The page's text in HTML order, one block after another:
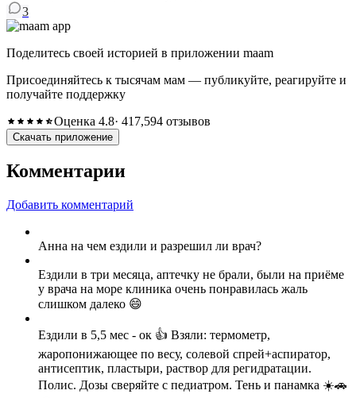
3
Поделитесь своей историей в приложении maam
Присоединяйтесь к тысячам мам — публикуйте, реагируйте и
получайте поддержку
Оценка 4.8· 417,594 отзывов
Скачать приложение
Комментарии
Добавить комментарий
Анна на чем ездили и разрешил ли врач?
Ездили в три месяца, аптечку не брали, были на приёме
у врача на море клиника очень понравилась жаль
слишком далеко 😄
Ездили в 5,5 мес - ок 👍 Взяли: термометр,
жаропонижающее по весу, солевой спрей+аспиратор,
антисептик, пластыри, раствор для регидратации.
Полис. Дозы сверяйте с педиатром. Тень и панамка ☀️🚗